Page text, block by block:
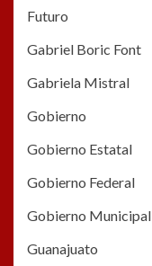
Futuro
Gabriel Boric Font
Gabriela Mistral
Gobierno
Gobierno Estatal
Gobierno Federal
Gobierno Municipal
Guanajuato